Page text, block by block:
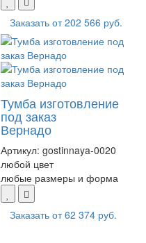
Заказать от202 566 руб.
Тумба изготовление
под заказ
Вернадо
Артикул: gostinnaya-0020
любой цвет
любые размеры и форма
Заказать от62 374 руб.